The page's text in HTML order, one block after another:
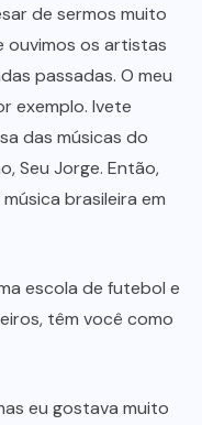
de sermos muito
ouvimos os artistas
passadas. O meu
exemplo. Ivete
das músicas do
Seu Jorge. Então,
brasileira em
escola de futebol e
têm você como
eu gostava muito